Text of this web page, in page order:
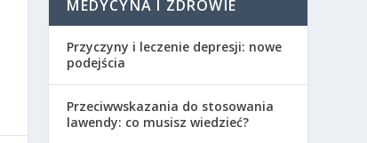
MEDYCYNA I ZDROWIE
Przyczyny i leczenie depresji: nowe
podejścia
Przeciwwskazania do stosowania
lawendy: co musisz wiedzieć?